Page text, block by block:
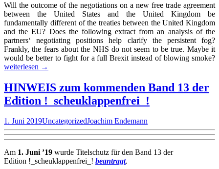
Will the outcome of the negotiations on a new free trade agreement
between the United States and the United Kingdom be
fundamentally different of the treaties between the United Kingdom
and the EU? Does the following extract from an analysis of the
partners‘ negotiating positions help clarify the persistent fog?
Frankly, the fears about the NHS do not seem to be true. Maybe it
would be better to fight for a full Brexit instead of blowing smoke?«
a
weiterlesen →
HINWEIS zum kommenden Band 13 der
Edition !_scheuklappenfrei_!
1. Juni 2019UncategorizedJoachim Endemann
Am 1. Juni ’19 wurde Titelschutz für den Band 13 der
Edition !_scheuklappenfrei_! beantragt.